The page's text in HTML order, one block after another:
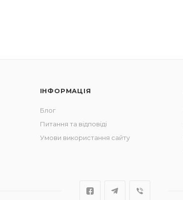
ІНФОРМАЦІЯ
Блог
Питання та відповіді
Умови використання сайту